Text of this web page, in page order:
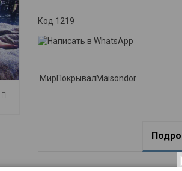
Код 1219
МирПокрывалMaisondor